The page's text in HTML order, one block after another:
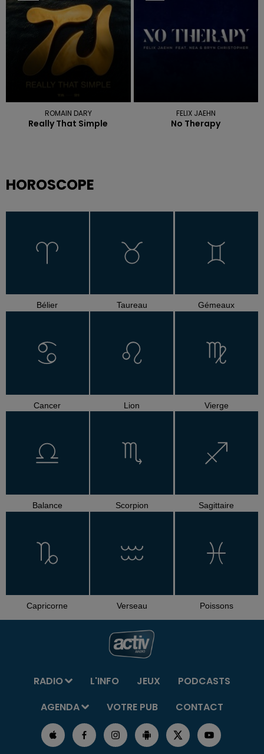
ROMAIN DARY
Really That Simple
FELIX JAEHN
No Therapy
HOROSCOPE
Bélier Taureau Gémeaux
Cancer Lion Vierge
Balance Scorpion Sagittaire
Capricorne Verseau Poissons
RADIO L'INFO JEUX
PODCASTS
AGENDA
VOTRE PUB CONTACT